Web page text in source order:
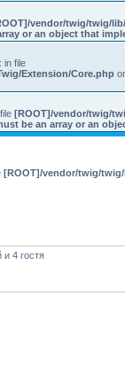
vendor/twig/twig/
or an object that
: in file
Extension/Core.php
[ROOT]/vendor/twig/
be an array or an
[ROOT]/vendor/twig/
4 гостя